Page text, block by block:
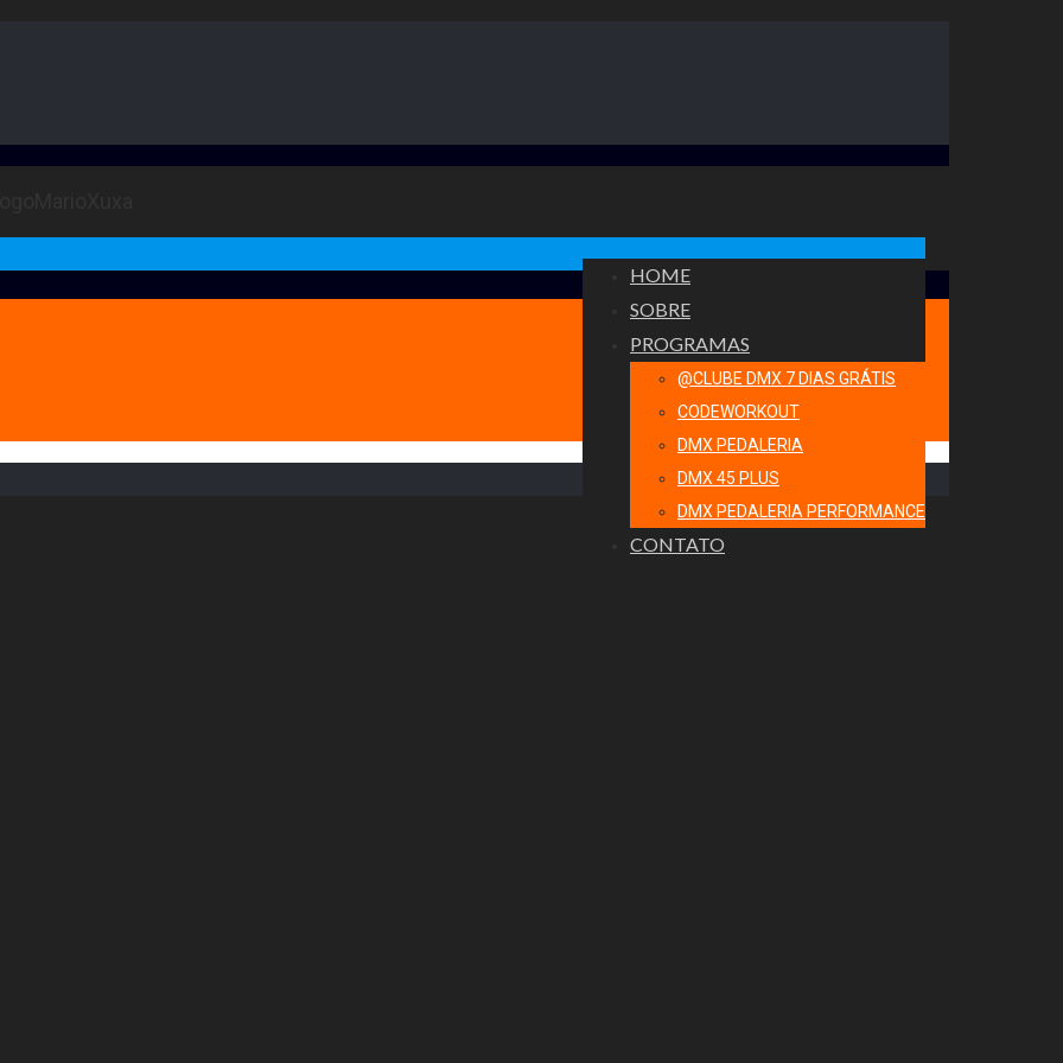
HOME
SOBRE
PROGRAMAS
@CLUBE DMX 7 DIAS GRÁTIS
CODEWORKOUT
DMX PEDALERIA
DMX 45 PLUS
DMX PEDALERIA PERFORMANCE
CONTATO